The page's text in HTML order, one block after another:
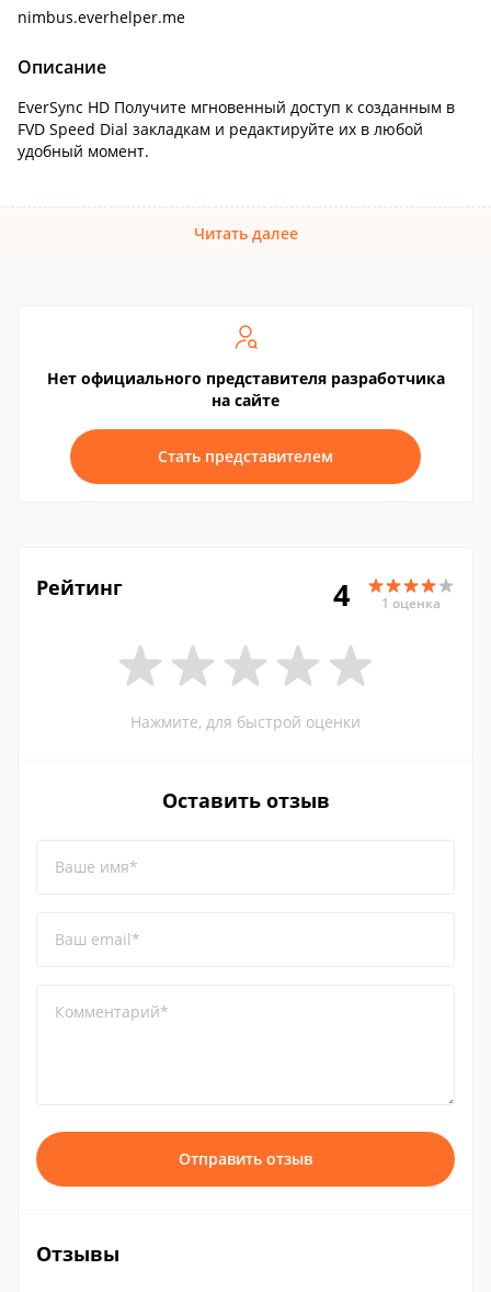
nimbus.everhelper.me
Описание
EverSync HD Получите мгновенный доступ к созданным в
FVD Speed Dial закладкам и редактируйте их в любой
удобный момент.
Читать далее
Нет официального представителя разработчика
на сайте
Стать представителем
Рейтинг 4 1 оценка
Нажмите, для быстрой оценки
Оставить отзыв
Ваше имя*
Ваш email*
Комментарий*
Отправить отзыв
Отзывы